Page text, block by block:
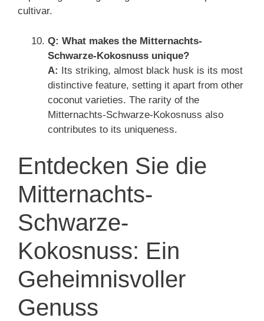
cultivar.
Q: What makes the Mitternachts-
Schwarze-Kokosnuss unique?
A: Its striking, almost black husk is its most
distinctive feature, setting it apart from other
coconut varieties. The rarity of the
Mitternachts-Schwarze-Kokosnuss also
contributes to its uniqueness.
Entdecken Sie die
Mitternachts-
Schwarze-
Kokosnuss: Ein
Geheimnisvoller
Genuss